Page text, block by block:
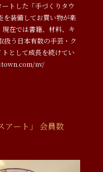
トした「手づくりタウ
を装備してお買い物が楽
在では書籍、材料、キ
扱う日本有数の手芸・ク
として成長を続けてい
nv/
アート」 会員数